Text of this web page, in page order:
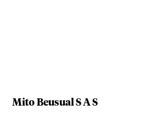
Mito Beusual S A S